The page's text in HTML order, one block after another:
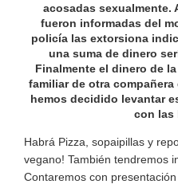
acosadas sexualmente.
fueron informadas del
policía las extorsiona
una suma de dinero
Finalmente el dinero de
familiar de otra
hemos decidido levantar
con las
Habrá Pizza, sopaipillas y
vegano! También tendremos
Contaremos con